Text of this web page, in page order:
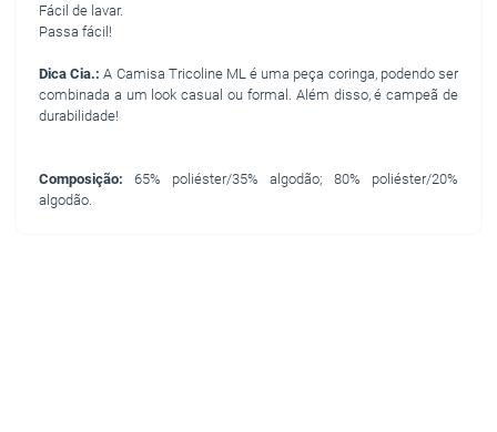
Fácil de lavar.
Passa fácil!
Dica Cia.:A Camisa Tricoline ML é uma peça coringa, podendo ser
combinada a um look casual ou formal. Além disso, é campeã de
durabilidade!
Composição: 65% poliéster/35% algodão; 80% poliéster/20%
algodão.